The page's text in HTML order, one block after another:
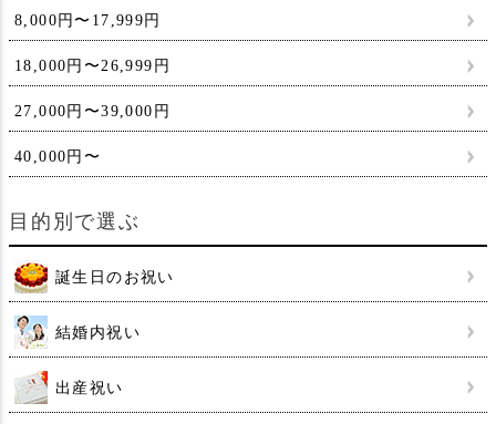
8,000円〜17,999円
18,000円〜26,999円
27,000円〜39,000円
40,000円〜
目的別で選ぶ
誕生日のお祝い
結婚内祝い
出産祝い